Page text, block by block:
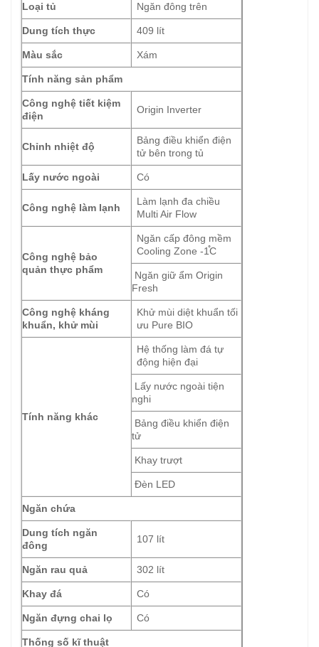
Loại tủ Ngăn đông trên
Dung tích thực 409 lít
Màu sắc Xám
Tính năng sản phẩm
Công nghệ tiết kiệm
điện
Origin Inverter
Chỉnh nhiệt độ
Bảng điều khiển điện
tử bên trong tủ
Lấy nước ngoài Có
Công nghệ làm lạnh
Làm lạnh đa chiều
Multi Air Flow
Công nghệ bảo
quản thực phẩm
Ngăn cấp đông mềm
Cooling Zone -1֯C
Ngăn giữ ẩm Origin
Fresh
Công nghệ kháng
khuẩn, khử mùi
Khử mùi diệt khuẩn tối
ưu Pure BIO
Tính năng khác
Hệ thống làm đá tự
động hiện đại
Lấy nước ngoài tiện
nghi
Bảng điều khiển điện
tử
Khay trượt
Đèn LED
Ngăn chứa
Dung tích ngăn
đông
107 lít
Ngăn rau quả 302 lít
Khay đá Có
Ngăn đựng chai lọ Có
Thống số kĩ thuật